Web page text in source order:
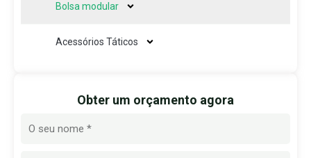
Bolsa modular
Acessórios Táticos
Obter um orçamento agora